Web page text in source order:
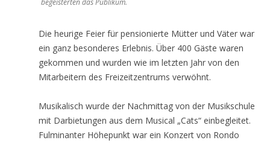
begeisterten das Publikum.
Die heurige Feier für pensionierte Mütter und Väter war
ein ganz besonderes Erlebnis. Über 400 Gäste waren
gekommen und wurden wie im letzten Jahr von den
Mitarbeitern des Freizeitzentrums verwöhnt.
Musikalisch wurde der Nachmittag von der Musikschule
mit Darbietungen aus dem Musical „Cats“ einbegleitet.
Fulminanter Höhepunkt war ein Konzert von Rondo